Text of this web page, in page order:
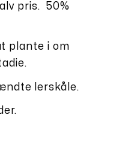
pris. 50%
plante i om
lerskåle.